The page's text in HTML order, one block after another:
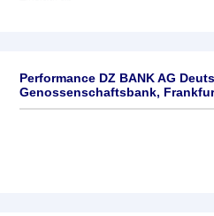
Performance DZ BANK AG
Genossenschaftsbank,